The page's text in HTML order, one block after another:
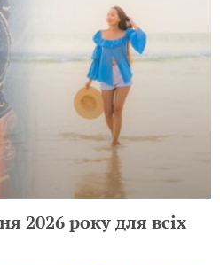
2026 року для всіх